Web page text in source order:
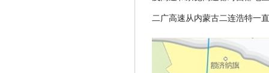
二广高速从内蒙古二连浩特一